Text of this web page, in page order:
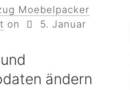
Moebelpacker
on
5. Januar
ändern